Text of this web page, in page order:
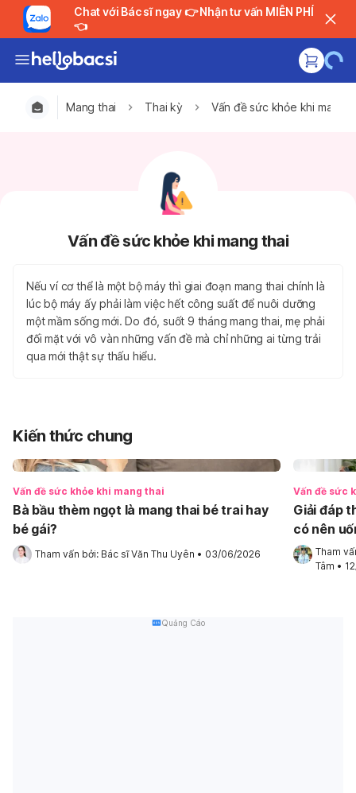
Chat với Bác sĩ ngay 👉 Nhận tư vấn MIỄN PHÍ
👈
Mang thai Thai kỳ Vấn đề sức khỏe khi mang
Vấn đề sức khỏe khi mang thai
Nếu ví cơ thể là một bộ máy thì giai đoạn mang thai chính là
lúc bộ máy ấy phải làm việc hết công suất để nuôi dưỡng
một mầm sống mới. Do đó, suốt 9 tháng mang thai, mẹ phải
đối mặt với vô vàn những vấn đề mà chỉ những ai từng trải
qua mới thật sự thấu hiểu.
Kiến thức chung
Vấn đề sức khỏe khi mang thai
Bà bầu thèm ngọt là mang thai bé trai hay
bé gái?
Tham vấn bởi: Bác sĩ Văn Thu Uyên • 03/06/2026
Vấn đề sức
Giải đáp
có nên
Tham
Tâm •
Quảng Cáo